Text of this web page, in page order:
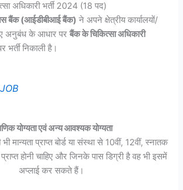
अधिकारी भर्ती 2024 (18 पद)
बैंक (आईडीबीआई बैंक) ने अपने क्षेत्रीय कार्यालयों/
अनुबंध के आधार परबैंक के चिकित्सा अधिकारी
भर्ती निकाली है।
योग्यता एवं अन्य आवश्यक योग्यता
मान्यता प्राप्त बोर्ड या संस्था से 10वीं, 12वीं, स्नातक
होनी चाहिए और जिनके पास डिग्री है वह भी इसमें
अप्लाई कर सकते हैं।